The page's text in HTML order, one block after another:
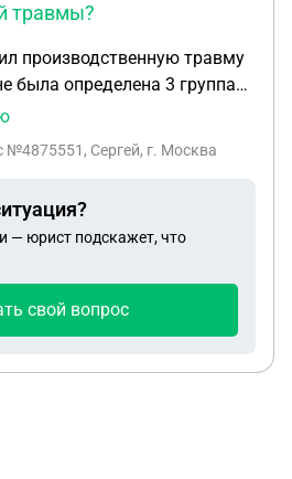
травмы?
производственную травму
была определена 3 группа
я находился три года.
Суть вопроса..
№4875551, Сергей, г. Москва
— юрист подскажет, что
свой вопрос